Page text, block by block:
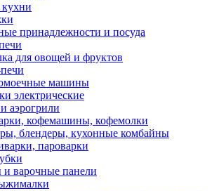
кухни
принадлежности и посуда
для овощей и фруктов
машины
электрические
аэрогрили
кофемашины, кофемолки
блендеры, кухонные комбайны
пароварки
варочные панели